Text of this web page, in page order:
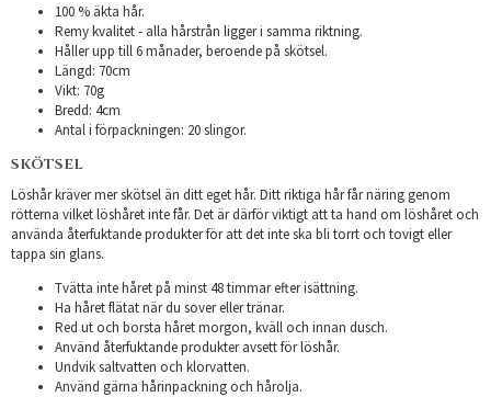
100 % äkta hår.
Remy kvalitet - alla hårstrån ligger i samma riktning.
Håller upp till 6 månader, beroende på skötsel.
Längd: 70cm
Vikt: 70g
Bredd: 4cm
Antal i förpackningen: 20 slingor.
SKÖTSEL
Löshår kräver mer skötsel än ditt eget hår. Ditt riktiga hår får näring genom
rötterna vilket löshåret inte får. Det är därför viktigt att ta hand om löshåret och
använda återfuktande produkter för att det inte ska bli torrt och tovigt eller
tappa sin glans.
Tvätta inte håret på minst 48 timmar efter isättning.
Ha håret flätat när du sover eller tränar.
Red ut och borsta håret morgon, kväll och innan dusch.
Använd återfuktande produkter avsett för löshår.
Undvik saltvatten och klorvatten.
Använd gärna hårinpackning och hårolja.